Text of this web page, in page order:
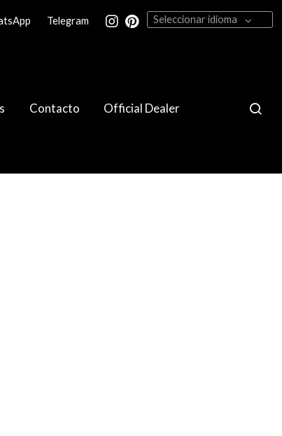
Telegram Seleccionar idioma
Contacto Official Dealer